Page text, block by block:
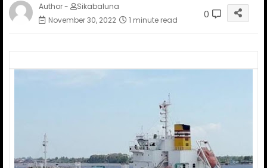
Author -
Sikabaluna
November 30, 2022
1 minute read 0